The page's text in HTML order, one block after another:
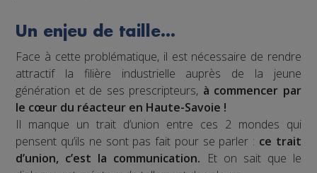
Un enjeu de taille…
Face à cette problématique, il est nécessaire de rendre
attractif la filière industrielle auprès de la jeune
génération et de ses prescripteurs, à commencer par
le cœur du réacteur en Haute-Savoie !
Il manque un trait d’union entre ces 2 mondes qui
pensent qu’ils ne sont pas fait pour se parler : ce trait
d’union, c’est la communication. Et on sait que le